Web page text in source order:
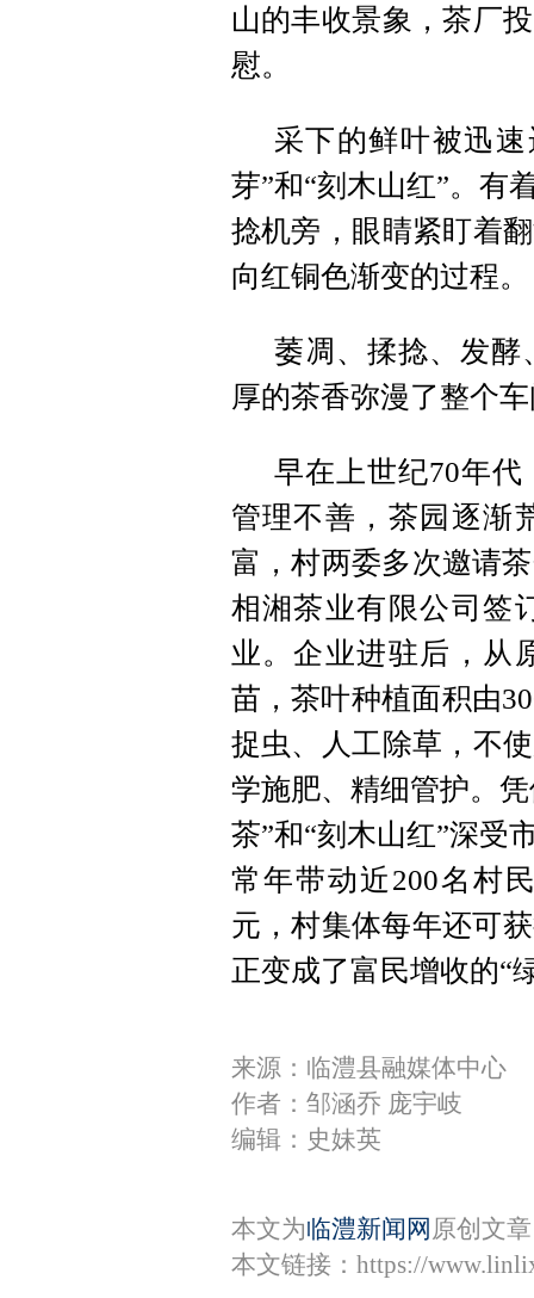
山的丰收景象，茶厂
慰。
采下的鲜叶被迅
芽”和“刻木山红”。有
捻机旁，眼睛紧盯着
向红铜色渐变的过程。
萎凋、揉捻、发
厚的茶香弥漫了整个
早在上世纪70年
管理不善，茶园逐渐
富，村两委多次邀请
相湘茶业有限公司签
业。企业进驻后，从
苗，茶叶种植面积由
捉虫、人工除草，不
学施肥、精细管护。
茶”和“刻木山红”深受
常年带动近200名村
元，村集体每年还可
正变成了富民增收的“
来源：临澧县融媒体中心
作者：邹涵乔 庞宇岐
编辑：史妹英
本文为临澧新闻网 原创文
本文链接： https://